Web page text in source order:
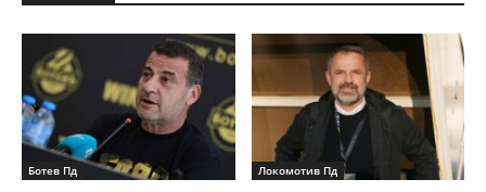
Ботев Пд Локомотив Пд